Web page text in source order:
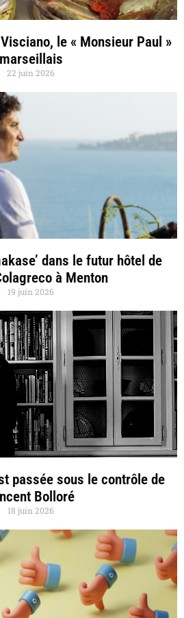
le « Monsieur Paul »
marseillais
22 juin 2026
dans le futur hôtel de
à Menton
19 juin 2026
passée sous le contrôle de
Bolloré
18 juin 2026